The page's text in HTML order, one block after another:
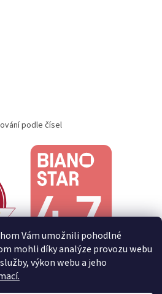
Vám umožnili pohodlné
mohli díky analýze provozu webu
výkon webu a jeho
podle čísel